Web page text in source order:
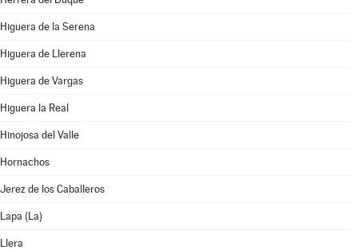
Higuera de la Serena
Higuera de Llerena
Higuera de Vargas
Higuera la Real
Hinojosa del Valle
Hornachos
Jerez de los Caballeros
Lapa (La)
Llera